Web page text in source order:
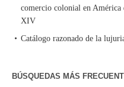
comercio colonial en
XIV
Catálogo razonado de la
BÚSQUEDAS MÁS